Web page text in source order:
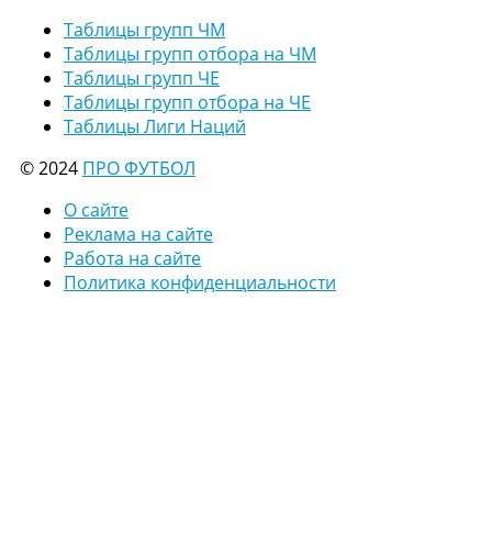
Таблицы групп ЧМ
Таблицы групп отбора на ЧМ
Таблицы групп ЧЕ
Таблицы групп отбора на ЧЕ
Таблицы Лиги Наций
© 2024 ПРО ФУТБОЛ
О сайте
Реклама на сайте
Работа на сайте
Политика конфиденциальности